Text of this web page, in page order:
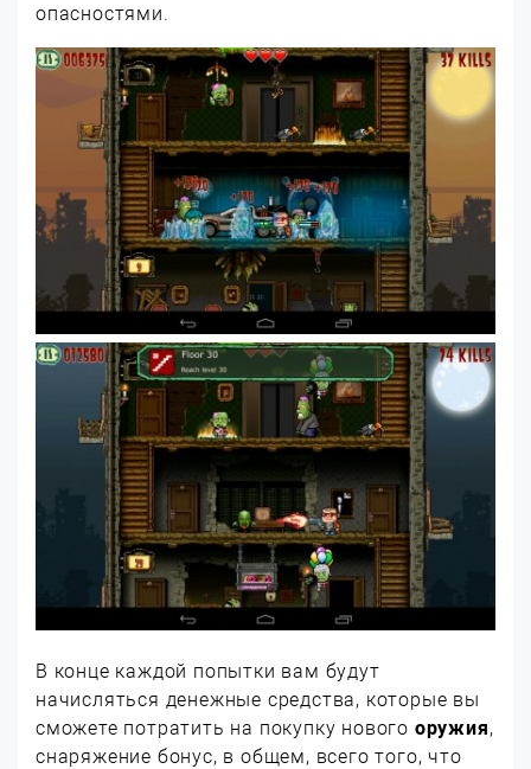
опасностями.
В конце каждой попытки вам будут
начисляться денежные средства, которые вы
сможете потратить на покупку нового оружия,
снаряжение бонус, в общем, всего того, что